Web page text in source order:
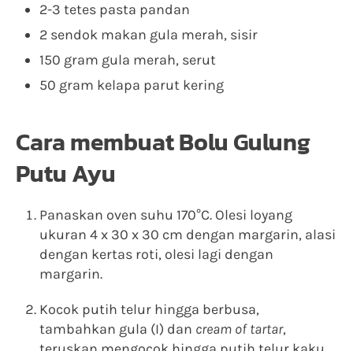
2-3 tetes pasta pandan
2 sendok makan gula merah, sisir
150 gram gula merah, serut
50 gram kelapa parut kering
Cara membuat Bolu Gulung
Putu Ayu
Panaskan oven suhu 170°C. Olesi loyang
ukuran 4 x 30 x 30 cm dengan margarin, alasi
dengan kertas roti, olesi lagi dengan
margarin.
Kocok putih telur hingga berbusa,
tambahkan gula (I) dan cream of tartar,